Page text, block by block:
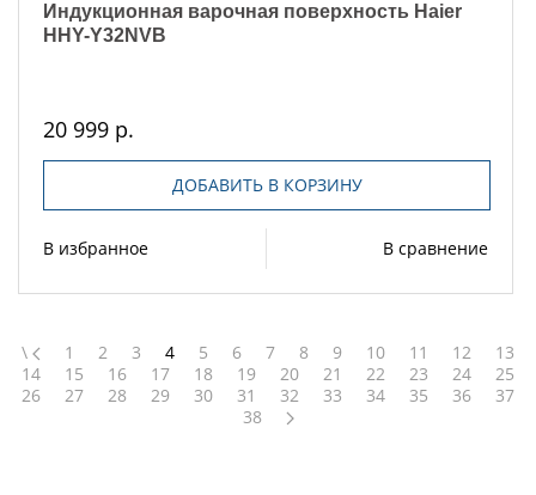
Индукционная варочная поверхность Haier
HHY-Y32NVB
20 999 р.
ДОБАВИТЬ В КОРЗИНУ
В избранное В сравнение
\ 1 2 3 4 5 6 7 8 9 10 11 12
13
14
15 16 17 18 19 20 21 22 23 24
25
26
27 28 29 30 31 32 33 34 35 36
37
38